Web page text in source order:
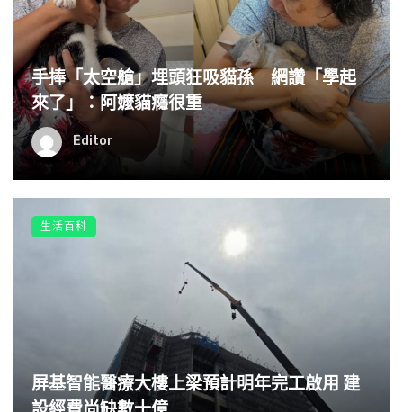
手捧「太空艙」埋頭狂吸貓孫 網讚「學起
來了」：阿嬤貓癮很重
Editor
屏基智能醫療大樓上梁預計明年完工啟用 建
生活百科